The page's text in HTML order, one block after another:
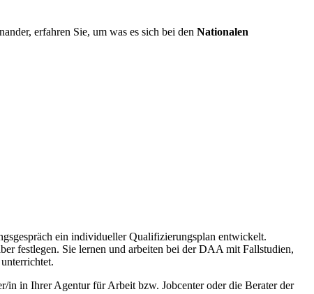
erfahren Sie, um was es sich bei den Nationalen
ein individueller Qualifizierungsplan entwickelt.
festlegen. Sie lernen und arbeiten bei der DAA mit Fallstudien,
in Ihrer Agentur für Arbeit bzw. Jobcenter oder die Berater der